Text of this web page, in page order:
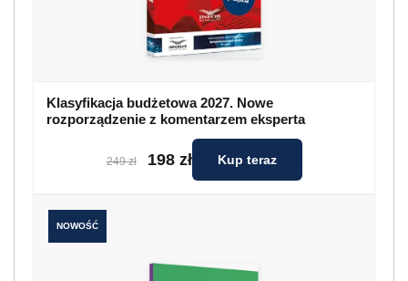
Klasyfikacja budżetowa 2027. Nowe
rozporządzenie z komentarzem eksperta
249 zł 198 zł Kup teraz
NOWOŚĆ